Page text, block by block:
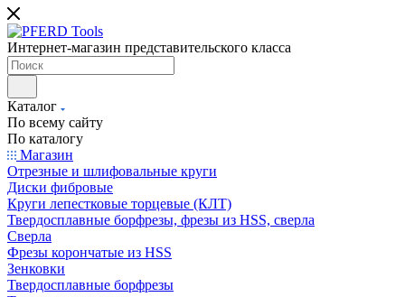
Интернет-магазин представительского класса
Каталог
По всему сайту
По каталогу
Магазин
Отрезные и шлифовальные круги
Диски фибровые
Круги лепестковые торцевые (КЛТ)
Твердосплавные борфрезы, фрезы из HSS, сверла
Сверла
Фрезы корончатые из HSS
Зенковки
Твердосплавные борфрезы